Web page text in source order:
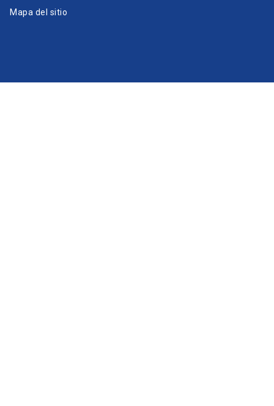
Mapa del sitio